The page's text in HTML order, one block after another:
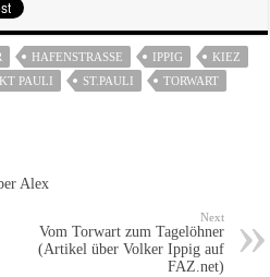
HAFENSTRASSE IPPIG
KIEZ
PAULI ST.PAULI
TORWART
Alex
Next
Vom Torwart zum Tagelöhner
(Artikel über Volker Ippig auf
FAZ.net)